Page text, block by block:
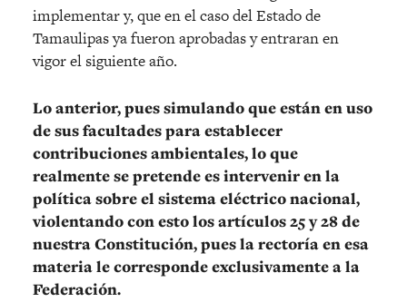
implementar y, que en el caso del Estado de
Tamaulipas ya fueron aprobadas y entraran en
vigor el siguiente año.
Lo anterior, pues simulando que están en uso
de sus facultades para establecer
contribuciones ambientales, lo que
realmente se pretende es intervenir en la
política sobre el sistema eléctrico nacional,
violentando con esto los artículos 25 y 28 de
nuestra Constitución, pues la rectoría en esa
materia le corresponde exclusivamente a la
Federación.